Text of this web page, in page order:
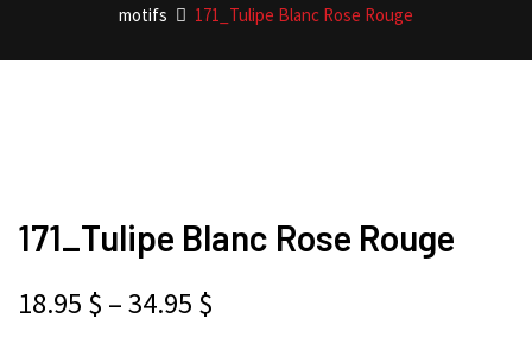
motifs
171_Tulipe Blanc Rose Rouge
171_Tulipe Blanc Rose Rouge
18.95 $ –34.95 $